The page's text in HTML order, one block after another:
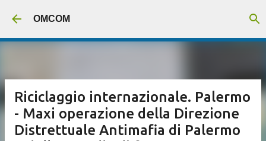
OMCOM
Riciclaggio internazionale. Palermo
- Maxi operazione della Direzione
Distrettuale Antimafia di Palermo